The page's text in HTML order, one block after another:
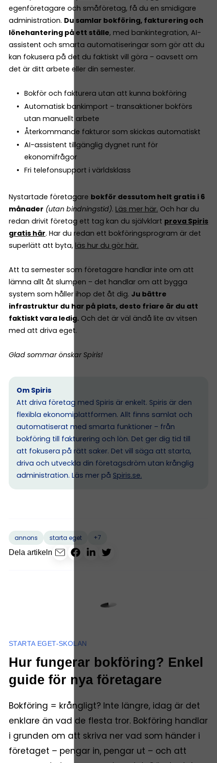
egenföretagare och småföretag, få du en smidigare
administration. Du samlar bokföring, fakturering och
lönehantering på ett ställe, med bankintegration, AI-
assistent och smarta automatiseringar som gör att du
kan fokusera på det du faktiskt vill göra – oavsett om
det är ditt arbete eller din semester.
Bokför och fakturera utan att kunna bokföring
Automatisk bankimport – transaktioner bokförs
utan manuellt arbete
Återkommande fakturor som skickas automatiskt
AI-assistent tillgänglig dygnet runt för
ekonomifrågor
Fri telefonsupport i världsklass
Nystartade företagare bokför dessutom helt gratis i 6
månader (utan bindningstid). Läs mer här. Och har du
redan drivit företag ett tag kan du självklart prova Spiris
gratis här. Har du redan ett bokföringsprogram är det
superlätt att byta, läs hur du gör här.
Att ta semester som företagare handlar inte om att
lämna allt åt slumpen – det handlar om att bygga
system som håller ihop det åt dig. Ju bättre
infrastruktur du har på plats, desto friare är du att
faktiskt vara ledig. Och det är väl ändå lite av vitsen
med att driva eget.
Glad sommar önskar Spiris!
Om Spiris
Att driva företag med Spiris är enkelt. Spiris är den
flexibla ekonomiplattformen. Allt finns samlat och
automatiserat med smarta funktioner – från
bokföring till fakturering och lön. Det ger dig tid till
att fokusera på rätt saker. Det vill säga att starta,
driva och utveckla din företagsdröm utan krånglig
administration. Läs mer på Spiris.se.
annons starta eget
+7
Dela artikeln
STARTA EGET-SKOLAN
Hur fungerar bokföring? Enkel
guide för nya företagare
Bokföring = krångligt? Inte längre, idag är det
enklare än vad de flesta tror. Bokföring handlar
i grunden om att skriva ner vad som händer i
företaget – pengar in, pengar ut – och att